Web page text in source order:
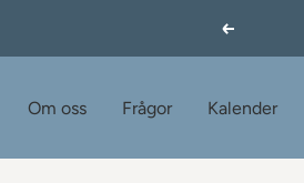
Föregående
Om oss Frågor Kalender